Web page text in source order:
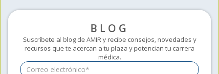
BLOG
Suscríbete al blog de AMIR y recibe consejos, novedades y
recursos que te acercan a tu plaza y potencian tu carrera
médica.